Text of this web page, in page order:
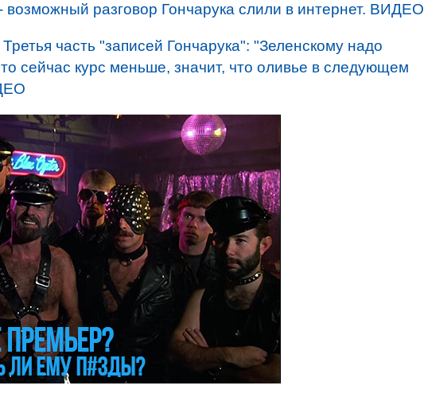
возможный разговор Гончарука слили в интернет. ВИДЕО
Третья часть "записей Гончарука": "Зеленскому надо
сейчас курс меньше, значит, что оливье в следующем